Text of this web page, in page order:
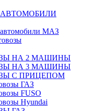
МАЗ
НА 2 МАШИНЫ
НА 3 МАШИНЫ
С ПРИЦЕПОМ
ГАЗ
FUSO
Hyundai